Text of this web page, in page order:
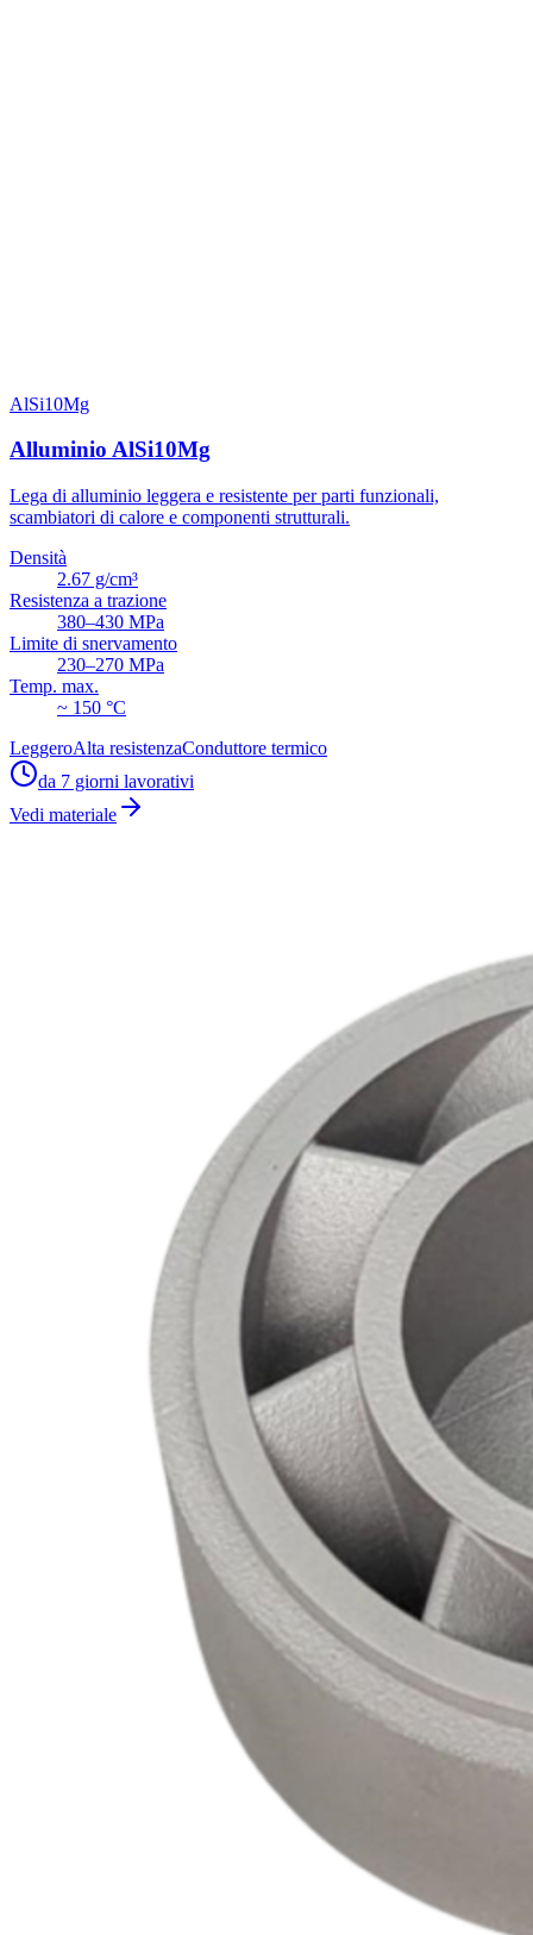
AlSi10Mg
Alluminio AlSi10Mg
Lega di alluminio leggera e resistente per parti funzionali,
scambiatori di calore e componenti strutturali.
Densità
2.67 g/cm³
Resistenza a trazione
380–430 MPa
Limite di snervamento
230–270 MPa
Temp. max.
~ 150 °C
LeggeroAlta resistenzaConduttore termico
da 7 giorni lavorativi
Vedi materiale